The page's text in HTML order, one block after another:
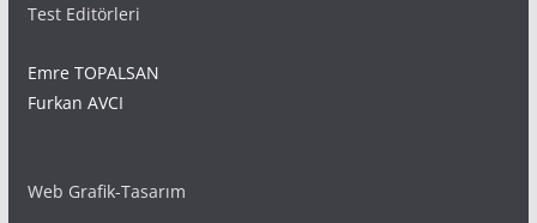
Test Editörleri
Emre TOPALSAN
Furkan AVCI
Web Grafik-Tasarım